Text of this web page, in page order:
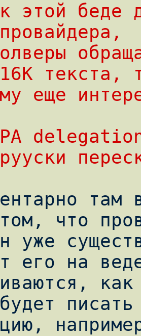
этой беде
текста,
еще
что
уже
его на